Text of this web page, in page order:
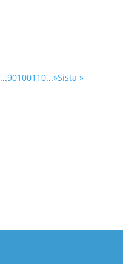
...90100110...»Sista »